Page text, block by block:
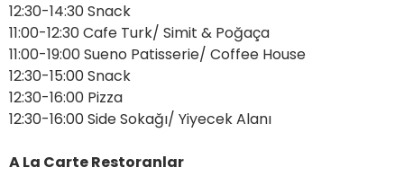
12:30-14:30 Snack
11:00-12:30 Cafe Turk/ Simit & Poğaça
11:00-19:00 Sueno Patisserie/ Coffee House
12:30-15:00 Snack
12:30-16:00 Pizza
12:30-16:00 Side Sokağı/ Yiyecek Alanı
A La Carte Restoranlar